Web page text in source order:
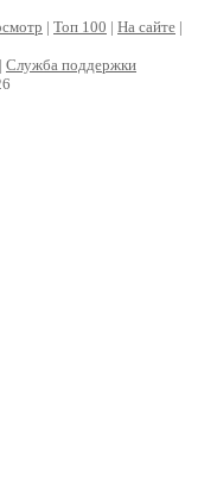
| Топ 100 | На сайте |
| Служба поддержки